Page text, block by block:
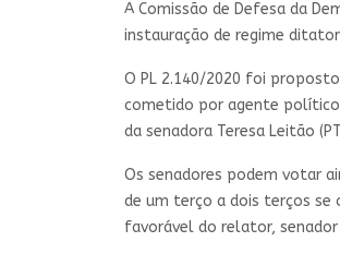
A Comissão de Defesa da
instauração de regime
O PL 2.140/2020 foi
cometido por agente
da senadora Teresa Leitão
Os senadores podem votar
de um terço a dois terços se
favorável do relator, senador